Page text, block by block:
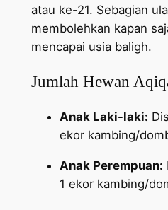
atau ke-21. Sebagian
membolehkan kapan
mencapai usia baligh.
Jumlah Hewan
Anak Laki-laki:
ekor kambing/
Anak Perempuan:
1 ekor kambing/